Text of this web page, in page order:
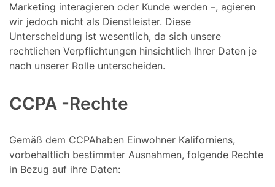
Marketing interagieren oder Kunde werden –, agieren
wir jedoch nicht als Dienstleister. Diese
Unterscheidung ist wesentlich, da sich unsere
rechtlichen Verpflichtungen hinsichtlich Ihrer Daten je
nach unserer Rolle unterscheiden.
CCPA -Rechte
Gemäß dem CCPAhaben Einwohner Kaliforniens,
vorbehaltlich bestimmter Ausnahmen, folgende Rechte
in Bezug auf ihre Daten: